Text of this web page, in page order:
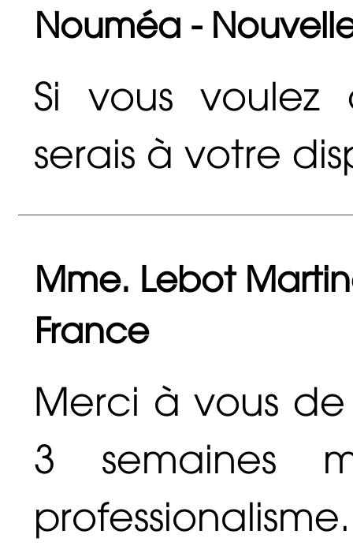
Nouméa -
Si vous voulez
serais à votre
Mme. Lebot
France
Merci à vous
3 semaines